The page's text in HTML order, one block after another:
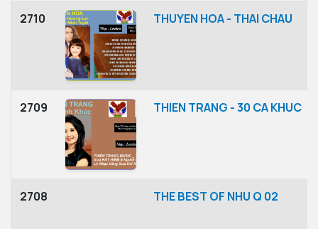
2710 THUYEN HOA - THAI CHAU
2709 THIEN TRANG - 30 CA KHUC
2708 THE BEST OF NHU Q 02